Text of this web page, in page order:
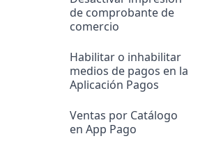
de comprobante de
comercio
Habilitar o inhabilitar
medios de pagos en la
Aplicación Pagos
Ventas por Catálogo
en App Pago